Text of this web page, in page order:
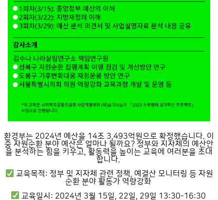
환경부는 2024년 예산을 14조 3,493억원으로 확정했습니다. 이
중 자원순환 분야 예산은 얼마나 될까요? 정부와 지자체의 예산안
을 분석하는 힘을 키우고, 활동력을 높이는 교육에 여러분을 초대
합니다.
교육목적: 정부 및 지자체 관련 정책, 예결산 모니터링 등 자원
순환 분야 활동가 역량강화
교육일시: 2024년 3월 15일, 22일, 29일 13:30-16:30